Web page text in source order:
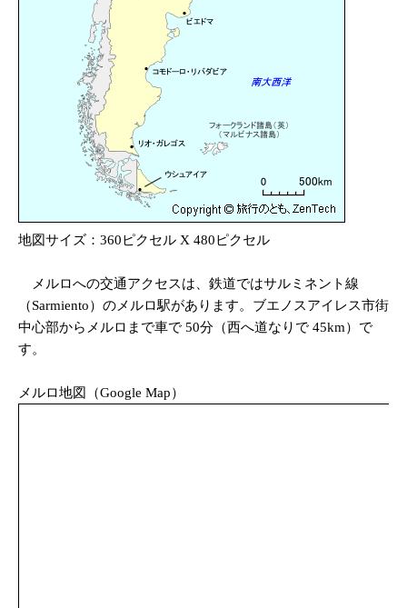
地図サイズ：360ピクセル X 480ピクセル
メルロへの交通アクセスは、鉄道ではサルミネント線
（Sarmiento）のメルロ駅があります。ブエノスアイレス市街
中心部からメルロまで車で 50分（西へ道なりで 45km）で
す。
メルロ地図（Google Map）